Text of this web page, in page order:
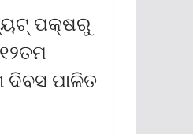
ପକ୍ଷରୁ
ଦିବସ ପାଳିତ